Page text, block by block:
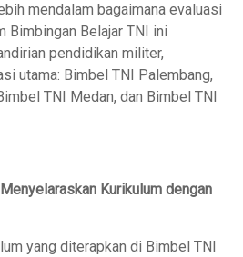
mendalam bagaimana evaluasi
Bimbingan Belajar TNI ini
pendidikan militer,
utama: Bimbel TNI Palembang,
TNI Medan, dan Bimbel TNI
Kurikulum dengan
yang diterapkan di Bimbel TNI